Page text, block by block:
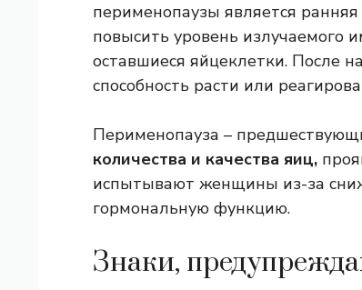
перименопаузы является
повысить уровень излучаемого
оставшиеся яйцеклетки. После
способность расти или
Перименопауза –
количества и качества яиц,
испытывают женщины из-за
гормональную функцию.
Знаки,